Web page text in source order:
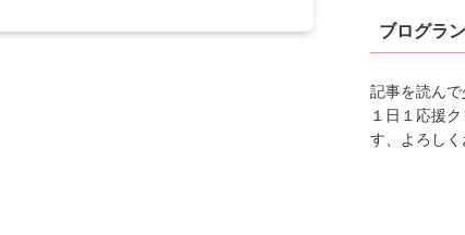
ブログラ
記事を読ん
１日１応援
す、よろしく